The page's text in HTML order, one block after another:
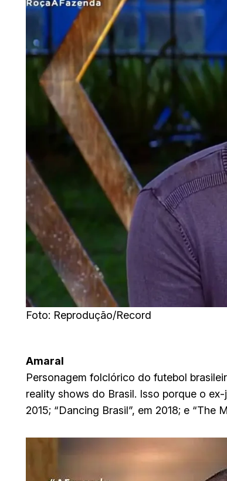
Foto: Reprodução/Record
Amaral
Personagem folclórico do futebol
reality shows do Brasil. Isso porque o
2015; “Dancing Brasil”, em 2018; e “The